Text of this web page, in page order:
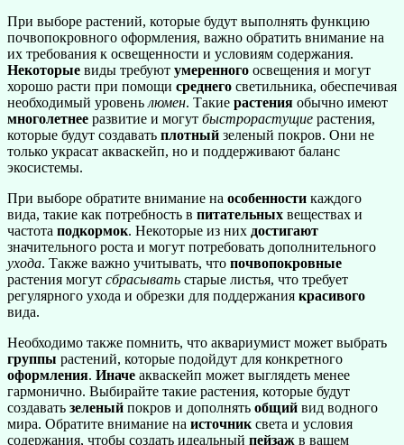
При выборе растений, которые будут выполнять функцию
почвопокровного оформления, важно обратить внимание на
их требования к освещенности и условиям содержания.
Некоторые виды требуют умеренного освещения и могут
хорошо расти при помощи среднего светильника, обеспечивая
необходимый уровеньлюмен. Такие растения обычно имеют
многолетнее развитие и могут быстрорастущие растения,
которые будут создавать плотный зеленый покров. Они не
только украсат акваскейп, но и поддерживают баланс
экосистемы.
При выборе обратите внимание на особенности каждого
вида, такие как потребность в питательных веществах и
частота подкормок. Некоторые из них достигают
значительного роста и могут потребовать дополнительного
ухода. Также важно учитывать, что почвопокровные
растения могут сбрасывать старые листья, что требует
регулярного ухода и обрезки для поддержания красивого
вида.
Необходимо также помнить, что аквариумист может выбрать
группы растений, которые подойдут для конкретного
оформления. Иначе акваскейп может выглядеть менее
гармонично. Выбирайте такие растения, которые будут
создавать зеленый покров и дополнять общий вид водного
мира. Обратите внимание на источниксвета и условия
содержания, чтобы создать идеальный пейзаж в вашем